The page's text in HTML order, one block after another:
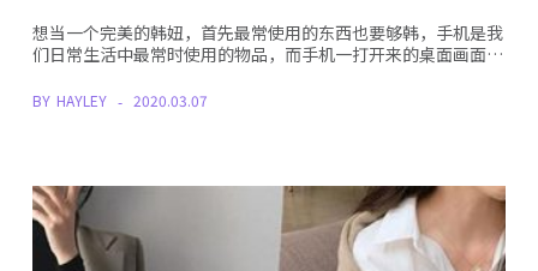
想当一个完美的韩妞，首先最常使用的东西也要够韩，手机是我
们日常生活中最常时使用的物品，而手机一打开来的桌面画面…
BY HAYLEY 2020.03.07